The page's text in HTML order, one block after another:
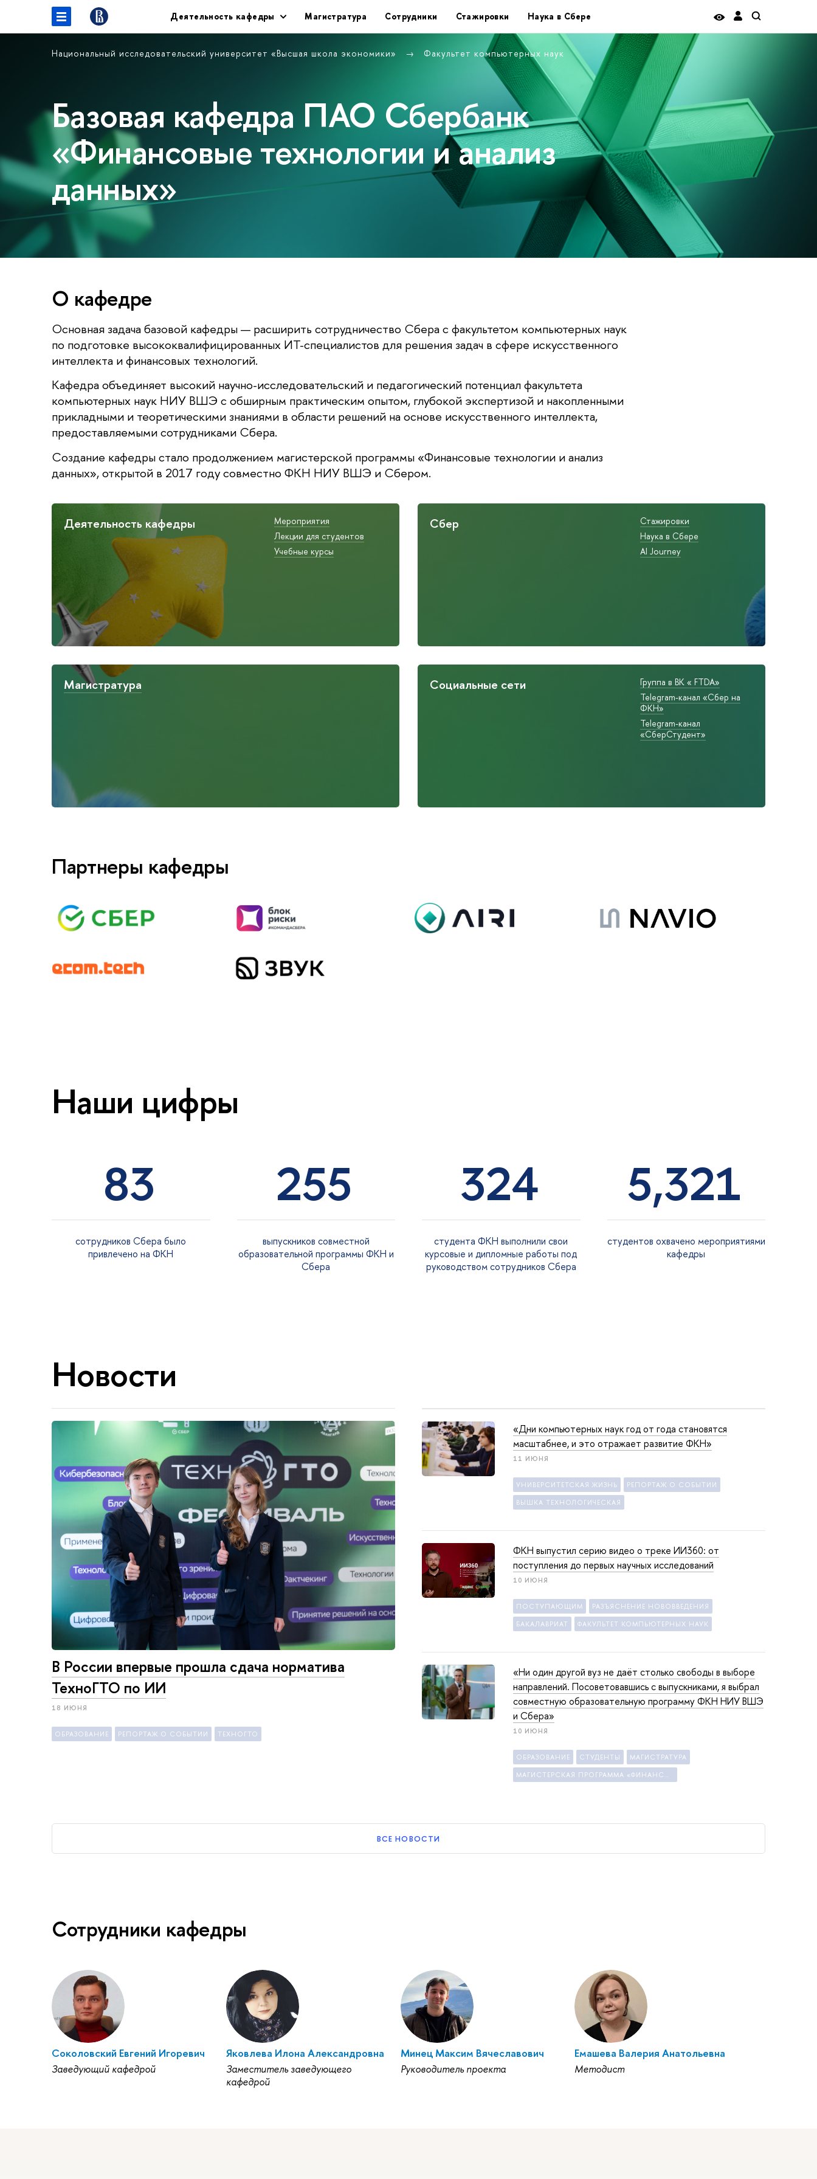
Деятельность кафедры Магистратура Сотрудники Стажировки Наука в Сбере
Национальный исследовательский университет «Высшая школа экономики» Факультет компьютерных наук
Базовая кафедра ПАО Сбербанк
«Финансовые технологии и анализ
данных»
О кафедре
Основная задача базовой кафедры — расширить сотрудничество Сбера с факультетом компьютерных наук
по подготовке высококвалифицированных ИТ-специалистов для решения задач в сфере искусственного
интеллекта и финансовых технологий.
Кафедра объединяет высокий научно-исследовательский и педагогический потенциал факультета
компьютерных наук НИУ ВШЭ с обширным практическим опытом, глубокой экспертизой и накопленными
прикладными и теоретическими знаниями в области решений на основе искусственного интеллекта,
предоставляемыми сотрудниками Сбера.
Создание кафедры стало продолжением магистерской программы «Финансовые технологии и анализ
данных», открытой в 2017 году совместно ФКН НИУ ВШЭ и Сбером.
Деятельность кафедры
Мероприятия
Лекции для студентов
Учебные курсы
Сбер
Стажировки
Наука в Сбере
AI Journey
Магистратура Социальные сети
Группа в ВК « FTDA»
Telegram-канал «Сбер на
ФКН»
Telegram-канал
«СберСтудент»
Партнеры кафедры
Наши цифры
83
сотрудников Сбера было
привлечено на ФКН
255
выпускников совместной
образовательной программы ФКН и
Сбера
324
студента ФКН выполнили свои
курсовые и дипломные работы под
руководством сотрудников Сбера
5,321
студентов охвачено мероприятиями
кафедры
Новости
В России впервые прошла сдача норматива
ТехноГТО по ИИ
18 ИЮНЯ
ОБРАЗОВАНИЕ РЕПОРТАЖ О СОБЫТИИ ТЕХНОГТО
«Дни компьютерных наук год от года становятся
масштабнее, и это отражает развитие ФКН»
11 ИЮНЯ
УНИВЕРСИТЕТСКАЯ ЖИЗНЬ РЕПОРТАЖ О СОБЫТИИ
ВЫШКА ТЕХНОЛОГИЧЕСКАЯ
ФКН выпустил серию видео о треке ИИ360: от
поступления до первых научных исследований
10 ИЮНЯ
ПОСТУПАЮЩИМ РАЗЪЯСНЕНИЕ НОВОВВЕДЕНИЯ
БАКАЛАВРИАТ ФАКУЛЬТЕТ КОМПЬЮТЕРНЫХ НАУК
«Ни один другой вуз не даёт столько свободы в выборе
направлений. Посоветовавшись с выпускниками, я выбрал
совместную образовательную программу ФКН НИУ ВШЭ
и Сбера»
10 ИЮНЯ
ОБРАЗОВАНИЕ СТУДЕНТЫ МАГИСТРАТУРА
ВСЕ НОВОСТИ
Сотрудники кафедры
Соколовский Евгений Игоревич
Заведующий кафедрой
Яковлева Илона Александровна
Заместитель заведующего
кафедрой
Минец Максим Вячеславович
Руководитель проекта
Емашева Валерия Анатольевна
Методист